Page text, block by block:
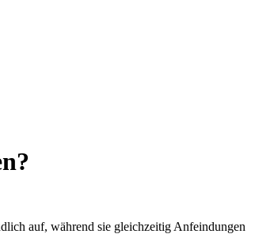
auf, während sie gleichzeitig Anfeindungen